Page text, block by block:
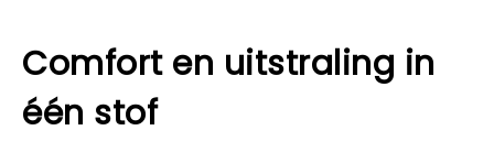
Comfort en uitstraling in
één stof